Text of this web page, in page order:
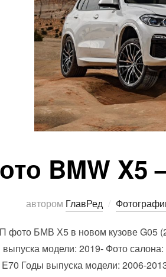
BMW X5
автором ГлавРед
фото БМВ Х5 в новом кузове G05
модели: 2019- Фото
Годы выпуска модели: 2006-